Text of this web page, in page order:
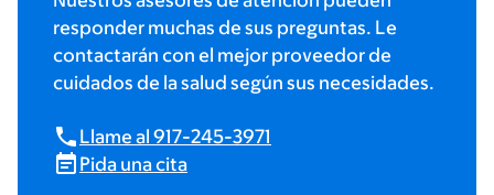
responder muchas de sus preguntas. Le
contactarán con el mejor proveedor de
cuidados de la salud según sus necesidades.
Llame al 917-245-3971
Pida una cita